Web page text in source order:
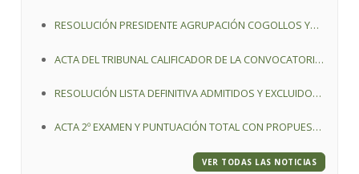
RESOLUCIÓN PRESIDENTE AGRUPACIÓN COGOLLOS Y
NOMBRAMIENTO DE FUNCIONARIO PLAZA AUXILIAR
ACTA DEL TRIBUNAL CALIFICADOR DE LA CONVOCATORIA
ESPECIALISTA DE COMETIDOS MULTIPLES
RESOLUCIÓN LISTA DEFINITIVA ADMITIDOS Y EXCLUIDOS,
COMETIDOS MÚLTIPLES
ACTA 2º EXAMEN Y PUNTUACIÓN TOTAL CON PROPUESTA
VER TODAS LAS NOTICIAS